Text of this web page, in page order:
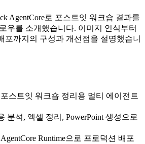
AgentCore로 포스트잇 워크숍 결과를
우를 소개했습니다. 이미지 인식부터
포까지의 구성과 개선점을 설명했습니
포스트잇 워크숍 정리용 멀티 에이전트
분석, 엑셀 정리, PowerPoint 생성으로
Runtime으로 프로덕션 배포